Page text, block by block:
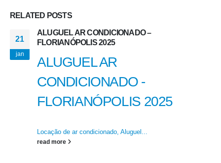
RELATED POSTS
21
jan
ALUGUEL AR CONDICIONADO –
FLORIANÓPOLIS 2025
ALUGUEL AR
CONDICIONADO -
FLORIANÓPOLIS 2025
Locação de ar condicionado, Aluguel...
read more